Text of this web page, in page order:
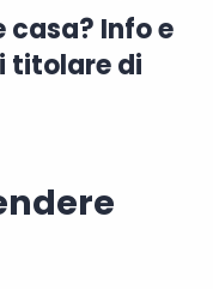
casa? Info e
titolare di